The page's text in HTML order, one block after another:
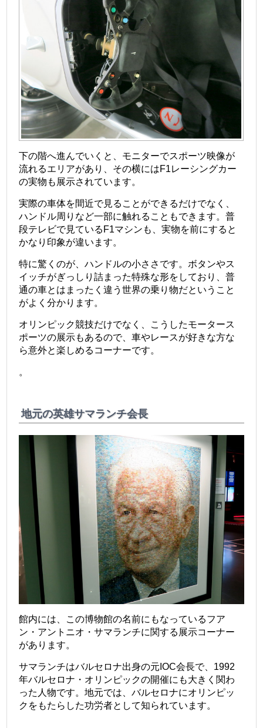
下の階へ進んでいくと、モニターでスポーツ映像が
流れるエリアがあり、その横にはF1レーシングカー
の実物も展示されています。
実際の車体を間近で見ることができるだけでなく、
ハンドル周りなど一部に触れることもできます。普
段テレビで見ているF1マシンも、実物を前にすると
かなり印象が違います。
特に驚くのが、ハンドルの小ささです。ボタンやス
イッチがぎっしり詰まった特殊な形をしており、普
通の車とはまったく違う世界の乗り物だということ
がよく分かります。
オリンピック競技だけでなく、こうしたモータース
ポーツの展示もあるので、車やレースが好きな方な
ら意外と楽しめるコーナーです。
。
地元の英雄サマランチ会長
館内には、この博物館の名前にもなっているフア
ン・アントニオ・サマランチに関する展示コーナー
があります。
サマランチはバルセロナ出身の元IOC会長で、1992
年バルセロナ・オリンピックの開催にも大きく関わ
った人物です。地元では、バルセロナにオリンピッ
クをもたらした功労者として知られています。